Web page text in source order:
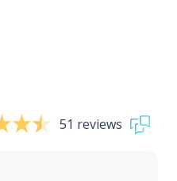
51 reviews